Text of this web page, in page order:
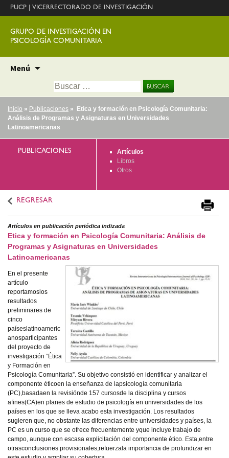
PUCP VICERRECTORADO DE INVESTIGACIÓN
GRUPO DE INVESTIGACIÓN EN
PSICOLOGÍA COMUNITARIA
Menú
contenido
Buscar:
Inicio » Publicaciones » Etica y formación en Psicología Comunitaria:
Análisis de Programas y Asignaturas en Universidades
Latinoamericanas
PUBLICACIONES
Artículos
Libros
Otros
REGRESAR
Artículos en publicación periódica indizada
Etica y formación en Psicología Comunitaria: Análisis de
Programas y Asignaturas en Universidades
Latinoamericanas
En el presente
artículo
reportamoslos
resultados
preliminares de
cinco
paíseslatinoameric
anosparticipantes
del proyecto de
investigación “Ética
y Formación en
Psicología Comunitaria”. Su objetivo consistió en identificar y analizar el
componente éticoen la enseñanza de lapsicología comunitaria
(PC),basadaen la revisiónde 157 cursosde la disciplina y cursos
afines(CA)en planes de estudio de psicología en universidades de los
países en los que se lleva acabo esta investigación. Los resultados
sugieren que, no obstante las diferencias entre universidades y países, la
PC es un curso que se ofrece frecuentemente yque incluye trabajo de
campo, aunque con escasa explicitación del componente ético. Esta,entre
otrasconclusiones provisionales,refuerzala importancia de profundizar en